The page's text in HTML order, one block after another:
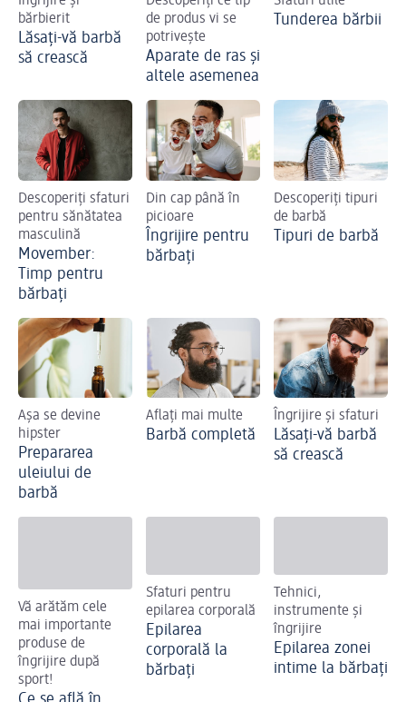
bărbierit
Lăsați-vă barbă
să crească
de produs vi se
potrivește
Aparate de ras și
altele asemenea
Tunderea bărbii
Descoperiți sfaturi
pentru sănătatea
masculină
Movember:
Timp pentru
bărbați
Din cap până în
picioare
Îngrijire pentru
bărbați
Descoperiți tipuri
de barbă
Tipuri de barbă
Așa se devine
hipster
Prepararea
uleiului de
barbă
Aflați mai multe
Barbă completă
Îngrijire și sfaturi
Lăsați-vă barbă
să crească
Vă arătăm cele
mai importante
produse de
îngrijire după
sport!
Sfaturi pentru
epilarea corporală
Epilarea
corporală la
bărbați
Tehnici,
instrumente și
îngrijire
Epilarea zonei
intime la bărbați